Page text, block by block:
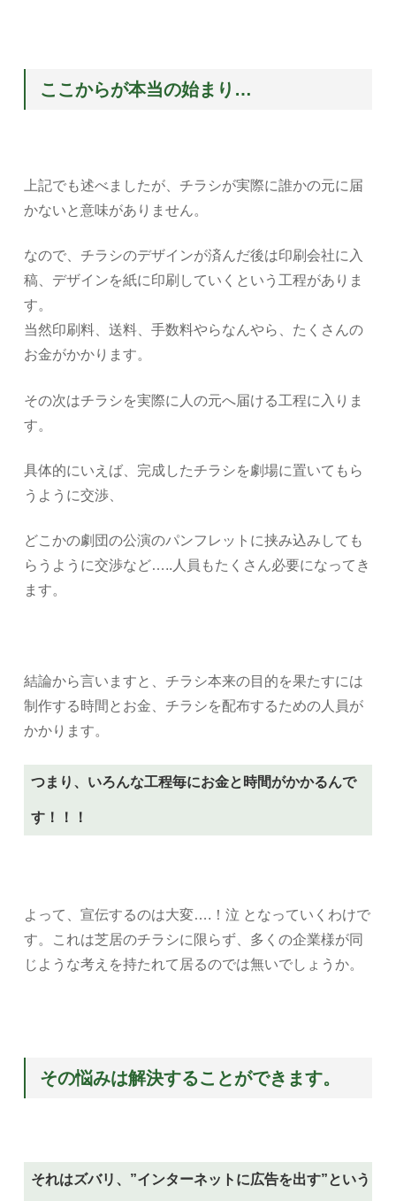
ここからが本当の始まり…
上記でも述べましたが、チラシが実際に誰かの元に届
かないと意味がありません。
なので、チラシのデザインが済んだ後は印刷会社に入
稿、デザインを紙に印刷していくという工程がありま
す。
当然印刷料、送料、手数料やらなんやら、たくさんの
お金がかかります。
その次はチラシを実際に人の元へ届ける工程に入りま
す。
具体的にいえば、完成したチラシを劇場に置いてもら
うように交渉、
どこかの劇団の公演のパンフレットに挟み込みしても
らうように交渉など…..人員もたくさん必要になってき
ます。
結論から言いますと、チラシ本来の目的を果たすには
制作する時間とお金、チラシを配布するための人員が
かかります。
つまり、いろんな工程毎にお金と時間がかかるんで
す！！！
よって、宣伝するのは大変….！泣 となっていくわけで
す。これは芝居のチラシに限らず、多くの企業様が同
じような考えを持たれて居るのでは無いでしょうか。
その悩みは解決することができます。
それはズバリ、”インターネットに広告を出す”という